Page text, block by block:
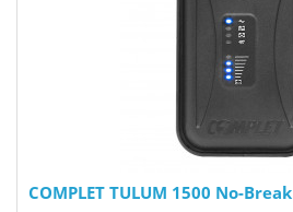
COMPLET TULUM 1500 No-Break